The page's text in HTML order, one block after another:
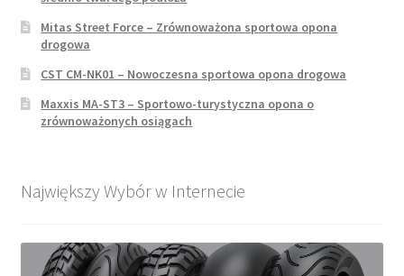
Mitas Street Force – Zrównoważona sportowa opona
drogowa
CST CM-NK01 – Nowoczesna sportowa opona drogowa
Maxxis MA-ST3 – Sportowo-turystyczna opona o
zrównoważonych osiągach
Największy Wybór w Internecie